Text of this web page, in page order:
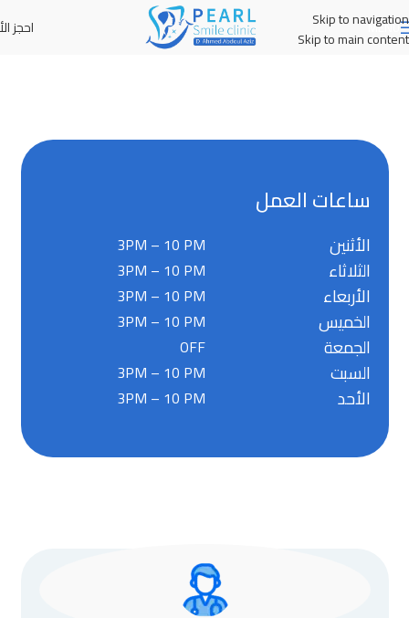
Skip to navigation
Skip to main content
MENU احجز
ساعات العمل
3PM – 10 PM الأثنين
3PM – 10 PM الثلاثاء
3PM – 10 PM الأربعاء
3PM – 10 PM الخميس
OFF الجمعة
3PM – 10 PM السبت
3PM – 10 PM الأحد